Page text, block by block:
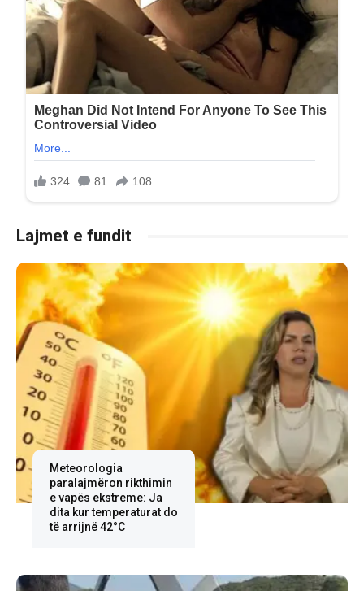
Lajmet e fundit
Meteorologia
paralajmëron rikthimin
e vapës ekstreme: Ja
dita kur temperaturat do
të arrijnë 42°C